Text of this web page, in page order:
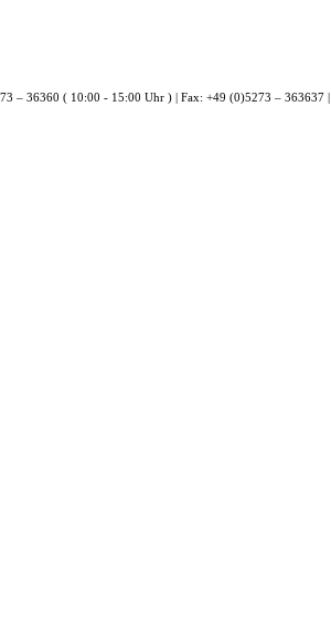
– 36360 ( 10:00 - 15:00 Uhr ) | Fax: +49 (0)5273 – 363637